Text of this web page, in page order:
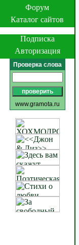
Форум
Каталог сайтов
Подписка
Авторизация
Проверка слова
www.gramota.ru